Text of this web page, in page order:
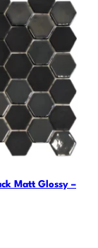
Matt Glossy –